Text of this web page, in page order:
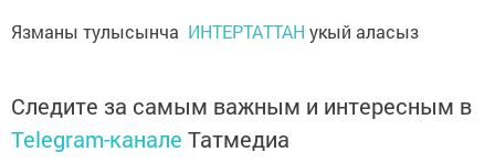
Язманы тулысынча ИНТЕРТАТТАН укый аласыз
Следите за самым важным и интересным в
Telegram-канале Татмедиа